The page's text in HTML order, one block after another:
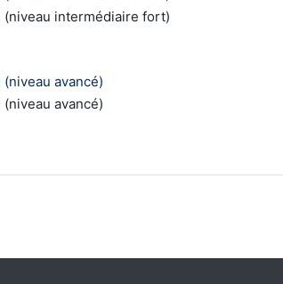
(niveau intermédiaire fort)
avancé)
avancé)